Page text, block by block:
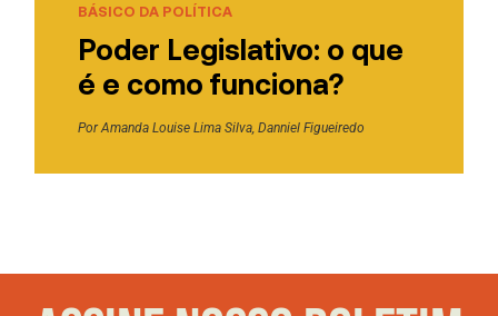
BÁSICO DA POLÍTICA
Poder Legislativo: o que
é e como funciona?
PorAmanda Louise Lima Silva, Danniel Figueiredo